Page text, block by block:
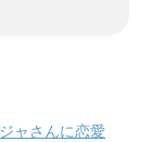
ャさんに恋愛